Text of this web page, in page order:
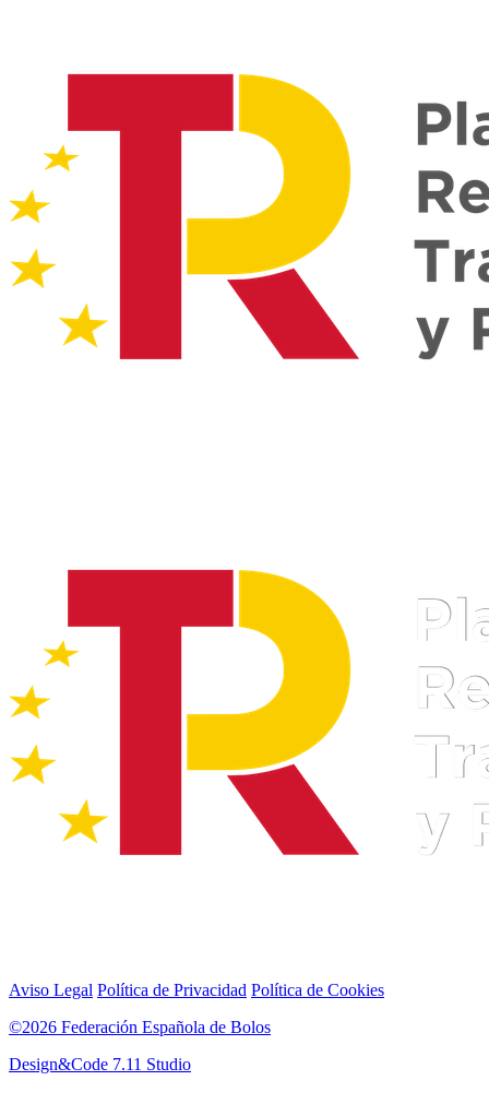
Aviso Legal Política de Privacidad Política de Cookies
©2026 Federación Española de Bolos
Design&Code 7.11 Studio